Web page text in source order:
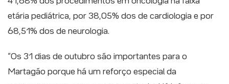
etária pediátrica, por 38,05% dos de cardiologia e por
68,51% dos de neurologia.
“Os 31 dias de outubro são importantes para o
Martagão porque há um reforço especial da